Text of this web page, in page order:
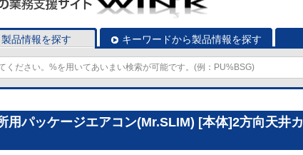
品情報を探す キーワードから製品情報を探す
用パッケージエアコン(Mr.SLIM) [本体]2方向天井